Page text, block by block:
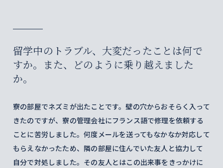
留学中のトラブル、大変だったことは何で
すか。また、どのように乗り越えました
か。
寮の部屋でネズミが出たことです。壁の穴からおそらく入って
きたのですが、寮の管理会社にフランス語で修理を依頼する
ことに苦労しました。何度メールを送ってもなかなか対応して
もらえなかったため、隣の部屋に住んでいた友人と協力して
自分で対処しました。その友人とはこの出来事をきっかけに